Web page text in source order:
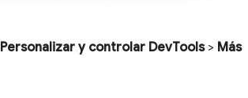
Personalizar y controlar DevTools> Más